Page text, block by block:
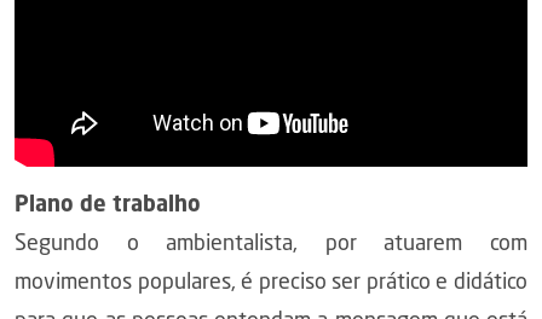
Plano de trabalho
Segundo o ambientalista, por atuarem com
movimentos populares, é preciso ser prático e didático